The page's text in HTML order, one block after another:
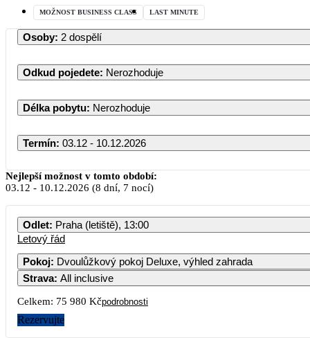
MOŽNOST BUSINESS CLASS LAST MINUTE
Osoby: 2 dospělí
Odkud pojedete: Nerozhoduje
Délka pobytu: Nerozhoduje
Termín: 03.12 - 10.12.2026
Nejlepší možnost v tomto období:
03.12 - 10.12.2026 (8 dní, 7 nocí)
Odlet: Praha (letiště), 13:00
Letový řád
Pokoj: Dvoulůžkový pokoj Deluxe, výhled zahrada
Strava: All inclusive
Celkem: 75 980 Kčpodrobnosti
Rezervujte